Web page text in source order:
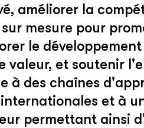
améliorer la
mesure pour
le
valeur, et soutenir
à des chaînes
et à
permettant ainsi